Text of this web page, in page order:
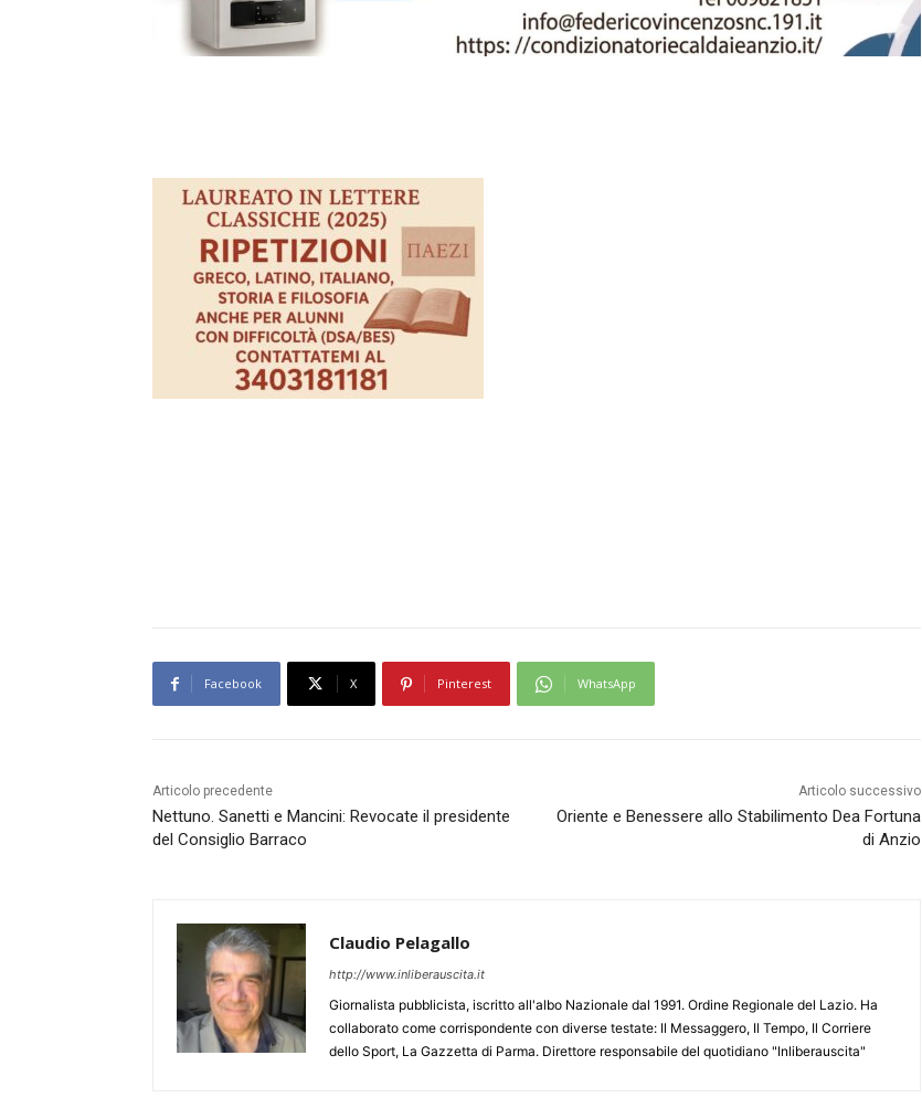
Facebook X Pinterest WhatsApp
Articolo precedente
Nettuno. Sanetti e Mancini: Revocate il presidente
del Consiglio Barraco
Articolo successivo
Oriente e Benessere allo Stabilimento Dea Fortuna
di Anzio
Claudio Pelagallo
http://www.inliberauscita.it
Giornalista pubblicista, iscritto all'albo Nazionale dal 1991. Ordine Regionale del Lazio. Ha
collaborato come corrispondente con diverse testate: Il Messaggero, Il Tempo, Il Corriere
dello Sport, La Gazzetta di Parma. Direttore responsabile del quotidiano "Inliberauscita"